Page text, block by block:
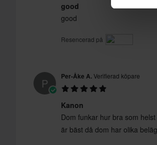
good
good
Resencerad på
P Per-Åke A.Verifierad köpare
Kanon
Dom funkar hur bra som
är bäst då dom har olika